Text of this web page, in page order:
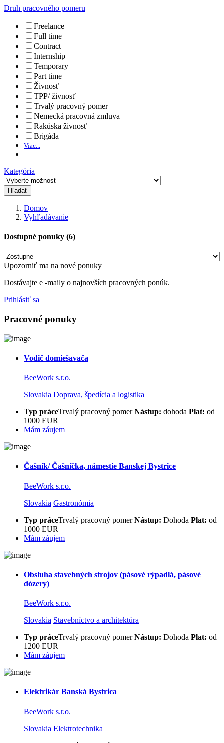
Druh pracovného pomeru
Freelance
Full time
Contract
Internship
Temporary
Part time
Živnosť
TPP/ živnosť
Trvalý pracovný pomer
Nemecká pracovná zmluva
Rakúska živnosť
Brigáda
Viac...
Kategória
Hľadať
Domov
Vyhľadávanie
Dostupné ponuky (6)
Upozorniť ma na nové ponuky
Dostávajte e -maily o najnovších pracovných ponúk.
Prihlásiť sa
Pracovné ponuky
Vodič domiešavača
BeeWork s.r.o.
Slovakia Doprava, špedícia a logistika
Typ práceTrvalý pracovný pomer Nástup: dohoda Plat: od
1000 EUR
Mám záujem
Čašník/ Čašníčka, námestie Banskej Bystrice
BeeWork s.r.o.
Slovakia Gastronómia
Typ práceTrvalý pracovný pomer Nástup: Dohoda Plat: od
1000 EUR
Mám záujem
Obsluha stavebných strojov (pásové rýpadlá, pásové
dózery)
BeeWork s.r.o.
Slovakia Stavebníctvo a architektúra
Typ práceTrvalý pracovný pomer Nástup: Dohoda Plat: od
1200 EUR
Mám záujem
Elektrikár Banská Bystrica
BeeWork s.r.o.
Slovakia Elektrotechnika